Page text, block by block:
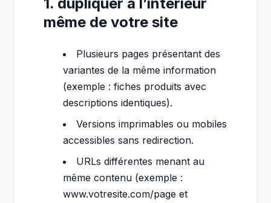
même de votre site
Plusieurs pages présentant des
variantes de la même information
(exemple : fiches produits avec
descriptions identiques).
Versions imprimables ou mobiles
accessibles sans redirection.
URLs différentes menant au
même contenu (exemple :
www.votresite.com/page et